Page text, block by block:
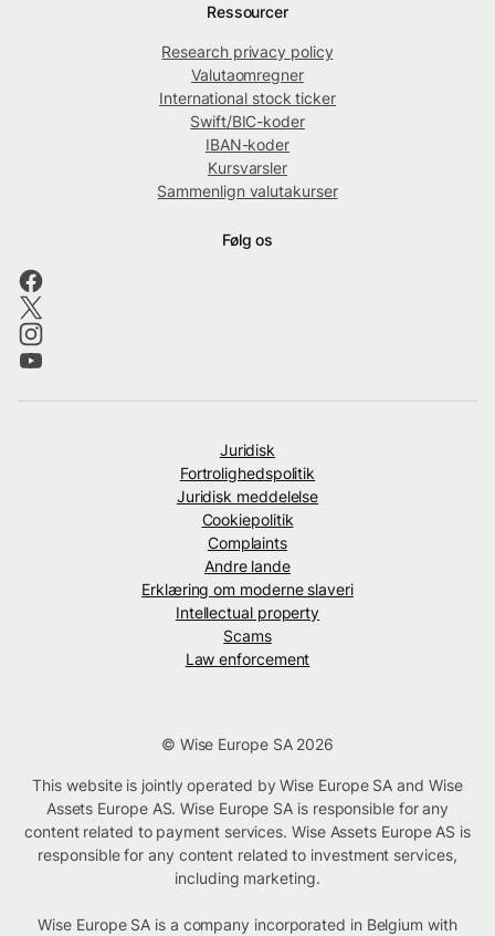
Ressourcer
Research privacy policy
Valutaomregner
International stock ticker
Swift/BIC-koder
IBAN-koder
Kursvarsler
Sammenlign valutakurser
Følg os
Juridisk
Fortrolighedspolitik
Juridisk meddelelse
Cookiepolitik
Complaints
Andre lande
Erklæring om moderne slaveri
Intellectual property
Scams
Law enforcement
© Wise Europe SA 2026
This website is jointly operated by Wise Europe SA and Wise
Assets Europe AS. Wise Europe SA is responsible for any
content related to payment services. Wise Assets Europe AS is
responsible for any content related to investment services,
including marketing.
Wise Europe SA is a company incorporated in Belgium with